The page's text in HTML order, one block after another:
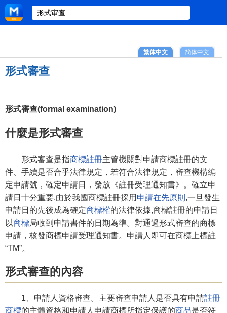
简体中文
繁体中文
形式審查
形式審查(formal examination)
什麼是形式審查
形式審查是指商標註冊主管機關對申請商標註冊的文
件、手續是否合乎法律規定，若符合法律規定，審查機構編
定申請號，確定申請日，發放《註冊受理通知書》。確立申
請日十分重要,由於我國商標註冊採用 申請在先原則 ,一旦發生
申請日的先後成為確定商標權的法律依據,商標註冊的申請日
以商標局收到申請書件的日期為準。對通過形式審查的商標
申請，核發商標申請受理通知書。申請人即可在商標上標註
“TM”。
形式審查的內容
1、申請人資格審查。主要審查申請人是否具有申請註冊
商標的主體資格和申請人申請商標所指定保護的商品是否符